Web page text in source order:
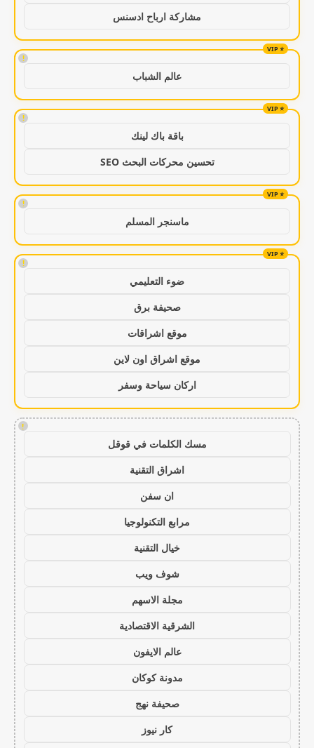
مشاركة ارباح ادسنس
!
عالم الشباب
!
باقة باك لينك
تحسين محركات البحث SEO
!
ماسنجر المسلم
!
ضوء التعليمي
صحيفة برق
موقع اشراقات
موقع اشراق اون لاين
اركان سياحة وسفر
!
مسك الكلمات في قوقل
اشراق التقنية
ان سفن
مرابع التكنولوجيا
خيال التقنية
شوف ويب
مجلة الاسهم
الشرقية الاقتصادية
عالم الايفون
مدونة كوكان
صحيفة نهج
كار نيوز